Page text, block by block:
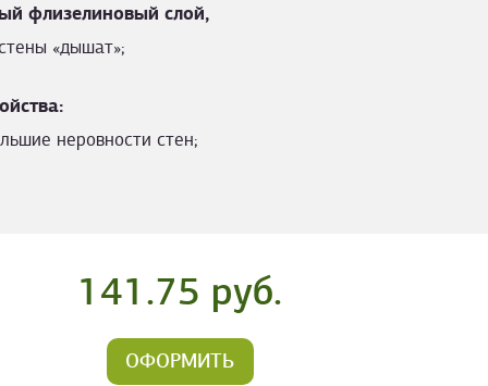
флизелиновый слой,
«дышат»;
неровности стен;
141.75 руб.
ОФОРМИТЬ